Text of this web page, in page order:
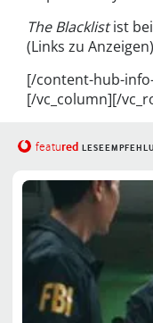
The Blacklistist bei
(Links zu
[/content-hub-
[/vc_column][/
featured